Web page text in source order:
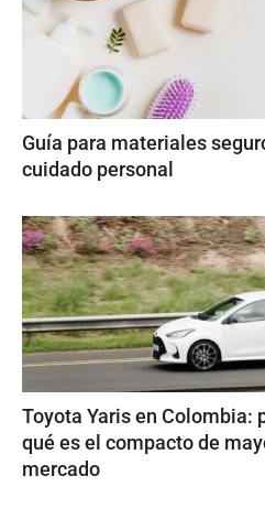
Guía para materiales
cuidado personal
Toyota Yaris en Colombia:
qué es el compacto de
mercado